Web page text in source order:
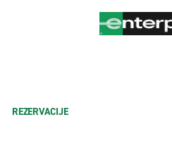
REZERVACIJE